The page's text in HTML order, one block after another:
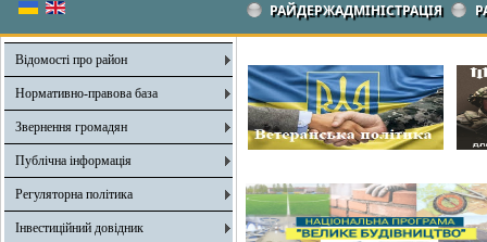
РАЙДЕРЖАДМІНІСТРАЦІЯ
Відомості про район
Нормативно-правова база
Звернення громадян
Публічна інформація
Регуляторна політика
Інвестиційний довідник